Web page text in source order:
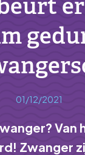
01/12/2021
Van
Zwanger